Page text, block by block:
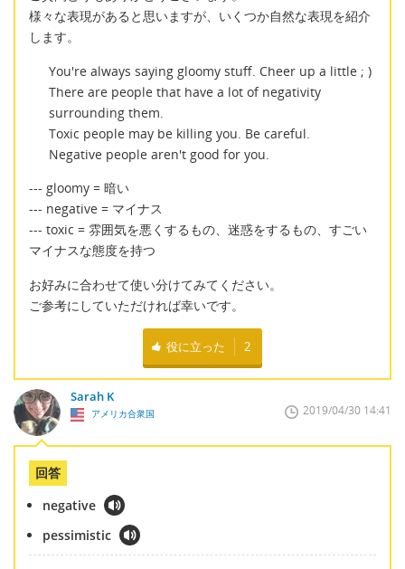
様々な表現があると思いますが、いくつか自然な表現を紹介
します。
You're always saying gloomy stuff. Cheer up a little ; )
There are people that have a lot of negativity
surrounding them.
Toxic people may be killing you. Be careful.
Negative people aren't good for you.
--- gloomy = 暗い
--- negative = マイナス
--- toxic = 雰囲気を悪くするもの、迷惑をするもの、すごい
マイナスな態度を持つ
お好みに合わせて使い分けてみてください。
ご参考にしていただければ幸いです。
役に立った 2
Sarah K
アメリカ合衆国 2019/04/30 14:41
回答
negative
pessimistic